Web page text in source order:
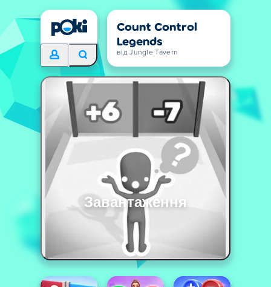
Count Control
Legends
від Jungle Tavern
Завантаження